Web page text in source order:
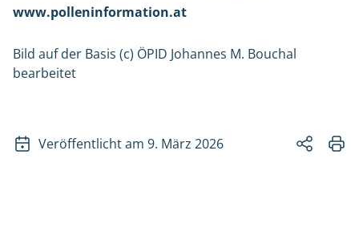
www.polleninformation.at
Bild auf der Basis (c) ÖPID Johannes M. Bouchal
bearbeitet
Veröffentlicht am 9. März 2026